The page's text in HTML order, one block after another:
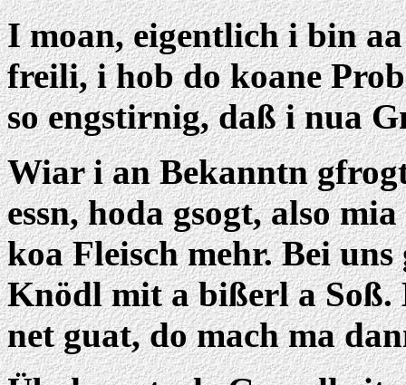
I moan, eigentlich i bin
freili, i hob do koane
so engstirnig, daß i nua
Wiar i an Bekanntn
essn, hoda gsogt, also
koa Fleisch mehr. Bei
Knödl mit a bißerl a Soß.
net guat, do mach ma